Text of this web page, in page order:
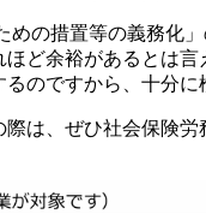
めの措置等の義務化
ど余裕があるとは言
のですから、十分
は、ぜひ社会保険